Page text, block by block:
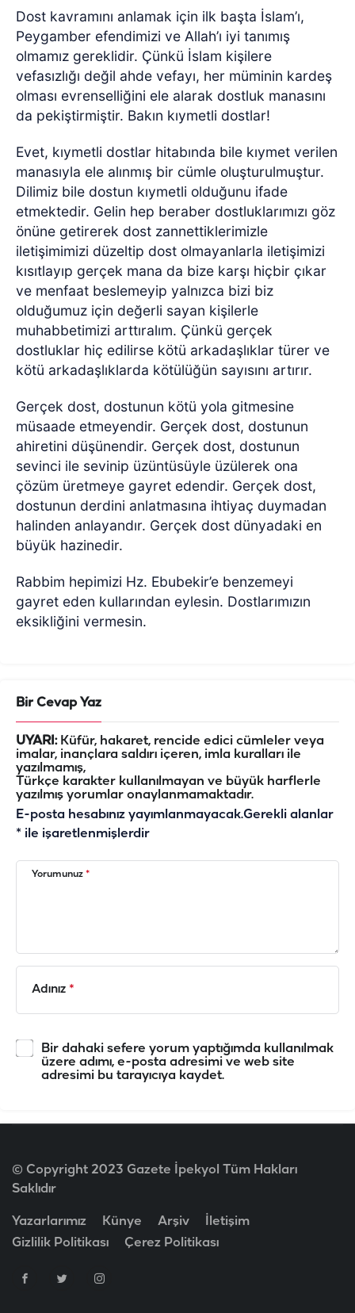
Dost kavramını anlamak için ilk başta İslam’ı,
Peygamber efendimizi ve Allah’ı iyi tanımış
olmamız gereklidir. Çünkü İslam kişilere
vefasızlığı değil ahde vefayı, her müminin kardeş
olması evrenselliğini ele alarak dostluk manasını
da pekiştirmiştir. Bakın kıymetli dostlar!
Evet, kıymetli dostlar hitabında bile kıymet verilen
manasıyla ele alınmış bir cümle oluşturulmuştur.
Dilimiz bile dostun kıymetli olduğunu ifade
etmektedir. Gelin hep beraber dostluklarımızı göz
önüne getirerek dost zannettiklerimizle
iletişimimizi düzeltip dost olmayanlarla iletişimizi
kısıtlayıp gerçek mana da bize karşı hiçbir çıkar
ve menfaat beslemeyip yalnızca bizi biz
olduğumuz için değerli sayan kişilerle
muhabbetimizi arttıralım. Çünkü gerçek
dostluklar hiç edilirse kötü arkadaşlıklar türer ve
kötü arkadaşlıklarda kötülüğün sayısını artırır.
Gerçek dost, dostunun kötü yola gitmesine
müsaade etmeyendir. Gerçek dost, dostunun
ahiretini düşünendir. Gerçek dost, dostunun
sevinci ile sevinip üzüntüsüyle üzülerek ona
çözüm üretmeye gayret edendir. Gerçek dost,
dostunun derdini anlatmasına ihtiyaç duymadan
halinden anlayandır. Gerçek dost dünyadaki en
büyük hazinedir.
Rabbim hepimizi Hz. Ebubekir’e benzemeyi
gayret eden kullarından eylesin. Dostlarımızın
eksikliğini vermesin.
Bir Cevap Yaz
UYARI:Küfür, hakaret, rencide edici cümleler veya
imalar, inançlara saldırı içeren, imla kuralları ile
yazılmamış,
Türkçe karakter kullanılmayan ve büyük harflerle
yazılmış yorumlar onaylanmamaktadır.
E-posta hesabınız yayımlanmayacak.Gerekli alanlar
* ile işaretlenmişlerdir
Yorumunuz *
Adınız *
Bir dahaki sefere yorum yaptığımda kullanılmak
üzere adımı, e-posta adresimi ve web site
adresimi bu tarayıcıya kaydet.
© Copyright 2023 Gazete İpekyol Tüm Hakları
Saklıdır
Yazarlarımız Künye Arşiv
İletişim
Gizlilik Politikası
Çerez Politikası